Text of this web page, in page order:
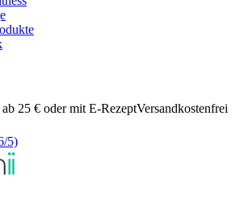
25 € oder mit E-RezeptVersandkostenfrei
5)